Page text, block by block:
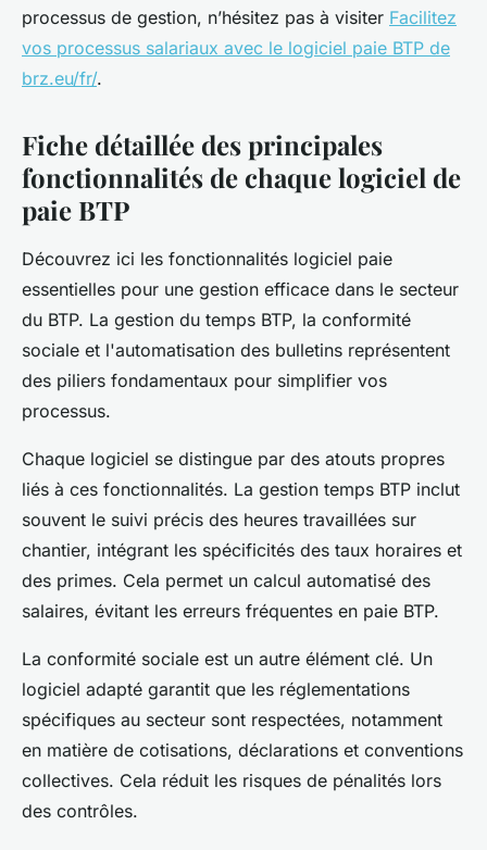
processus de gestion, n’hésitez pas à visiter Facilitez
vos processus salariaux avec le logiciel paie BTP de
brz.eu/fr/.
Fiche détaillée des principales
fonctionnalités de chaque logiciel de
paie BTP
Découvrez ici les fonctionnalités logiciel paie
essentielles pour une gestion efficace dans le secteur
du BTP. La gestion du temps BTP, la conformité
sociale et l'automatisation des bulletins représentent
des piliers fondamentaux pour simplifier vos
processus.
Chaque logiciel se distingue par des atouts propres
liés à ces fonctionnalités. La gestion temps BTP inclut
souvent le suivi précis des heures travaillées sur
chantier, intégrant les spécificités des taux horaires et
des primes. Cela permet un calcul automatisé des
salaires, évitant les erreurs fréquentes en paie BTP.
La conformité sociale est un autre élément clé. Un
logiciel adapté garantit que les réglementations
spécifiques au secteur sont respectées, notamment
en matière de cotisations, déclarations et conventions
collectives. Cela réduit les risques de pénalités lors
des contrôles.